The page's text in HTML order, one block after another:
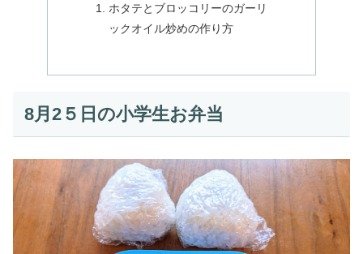
ホタテとブロッコリーのガーリ
ックオイル炒めの作り方
8月2５日の小学生お弁当